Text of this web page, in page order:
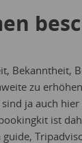
Bekanntheit,
zu
ja auch
ist